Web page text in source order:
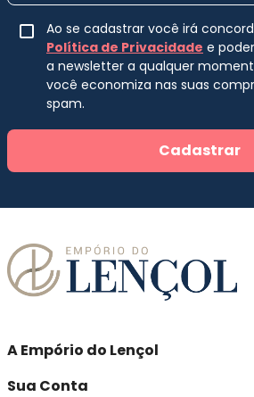
Ao se cadastrar você irá
Política de Privacidade e
a newsletter a qualquer
você economiza nas suas
spam.
Cadastrar
A Empório do Lençol
Sua Conta